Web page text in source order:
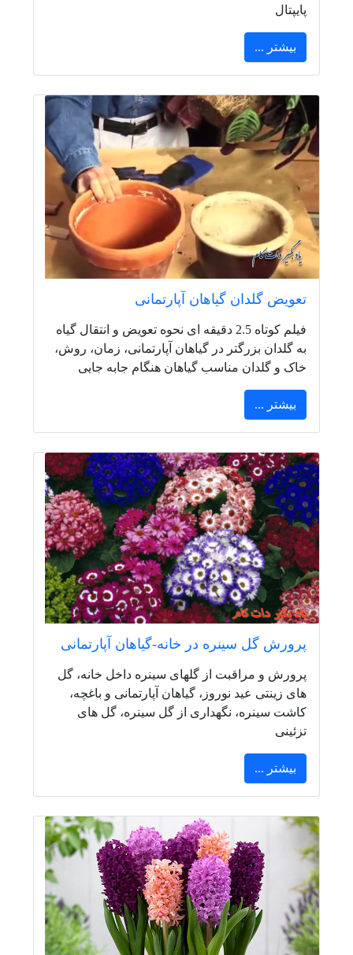
پایپتال
بیشتر ...
تعویض گلدان گیاهان آپارتمانی
فیلم کوتاه 2.5 دقیقه ای نحوه تعویض و انتقال گیاه
به گلدان بزرگتر در گیاهان آپارتمانی، زمان، روش،
خاک و گلدان مناسب گیاهان هنگام جابه جایی
بیشتر ...
پرورش گل سینره در خانه-گیاهان آپارتمانی
پرورش و مراقبت از گلهای سینره داخل خانه، گل
های زینتی عید نوروز، گیاهان آپارتمانی و باغچه،
کاشت سینره، نگهداری از گل سینره، گل های
تزئینی
بیشتر ...